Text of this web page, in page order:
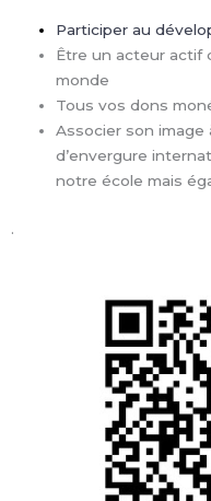
Participer au
Être un acteur actif
monde
Tous vos dons
Associer son image
d’envergure
notre école mais
.